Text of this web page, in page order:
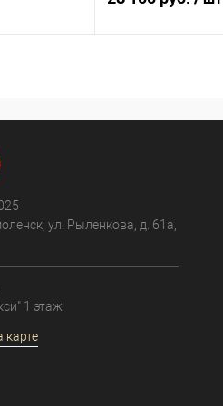
К сравнению
Купить в 1 клик
ул. Рыленкова, д. 61а,
1 этаж
карте